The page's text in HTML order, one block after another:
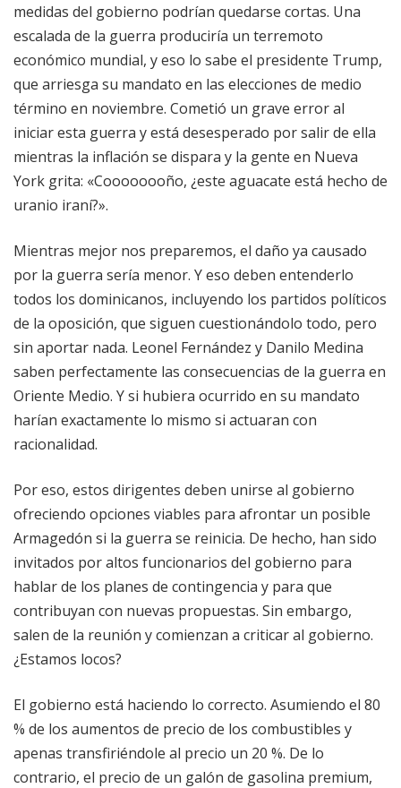
medidas del gobierno podrían quedarse cortas. Una
escalada de la guerra produciría un terremoto
económico mundial, y eso lo sabe el presidente Trump,
que arriesga su mandato en las elecciones de medio
término en noviembre. Cometió un grave error al
iniciar esta guerra y está desesperado por salir de ella
mientras la inflación se dispara y la gente en Nueva
York grita: «Coooooooño, ¿este aguacate está hecho de
uranio iraní?».
Mientras mejor nos preparemos, el daño ya causado
por la guerra sería menor. Y eso deben entenderlo
todos los dominicanos, incluyendo los partidos políticos
de la oposición, que siguen cuestionándolo todo, pero
sin aportar nada. Leonel Fernández y Danilo Medina
saben perfectamente las consecuencias de la guerra en
Oriente Medio. Y si hubiera ocurrido en su mandato
harían exactamente lo mismo si actuaran con
racionalidad.
Por eso, estos dirigentes deben unirse al gobierno
ofreciendo opciones viables para afrontar un posible
Armagedón si la guerra se reinicia. De hecho, han sido
invitados por altos funcionarios del gobierno para
hablar de los planes de contingencia y para que
contribuyan con nuevas propuestas. Sin embargo,
salen de la reunión y comienzan a criticar al gobierno.
¿Estamos locos?
El gobierno está haciendo lo correcto. Asumiendo el 80
% de los aumentos de precio de los combustibles y
apenas transfiriéndole al precio un 20 %. De lo
contrario, el precio de un galón de gasolina premium,